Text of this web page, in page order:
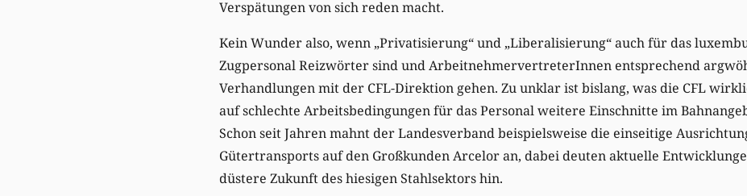
Verspätungen von sich reden macht.
Kein Wunder also, wenn „Privatisierung“ und „Liberalisierung“ auch für das
Zugpersonal Reizwörter sind und ArbeitnehmervertreterInnen entsprechend
Verhandlungen mit der CFL-Direktion gehen. Zu unklar ist bislang, was die CFL
auf schlechte Arbeitsbedingungen für das Personal weitere Einschnitte im
Schon seit Jahren mahnt der Landesverband beispielsweise die einseitige
Gütertransports auf den Großkunden Arcelor an, dabei deuten aktuelle
düstere Zukunft des hiesigen Stahlsektors hin.